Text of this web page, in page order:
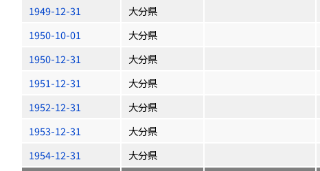
1949-12-31
大分県
1950-10-01
大分県
1950-12-31
大分県
1951-12-31
大分県
1952-12-31
大分県
1953-12-31
大分県
1954-12-31
大分県